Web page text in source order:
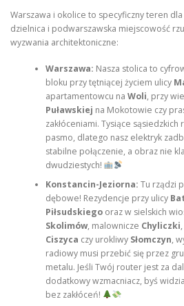
Warszawa i okolice to specyficzny teren dla
dzielnica i podwarszawska miejscowość
wyzwania architektoniczne:
Warszawa: Nasza stolica to
bloku przy tętniącej życiem ulicy
apartamentowcu na Woli, przy
Puławskiej na Mokotowie czy
zakłóceniami. Tysiące
pasmo, dlatego nasz elektryk
stabilne połączenie, a obraz nie
dwudziestych!
Konstancin-Jeziorna: Tu rządzi
dębowe! Rezydencje przy ulicy
Piłsudskiegooraz w sielskich
Skolimów, malownicze Chyliczki
Ciszyca czy urokliwy Słomczyn,
radiowy musi przebić się przez
metalu. Jeśli Twój router jest za
dodatkowy wzmacniacz, byś
bez zakłóceń!